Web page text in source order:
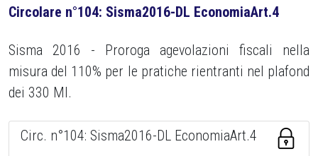
Circolare n°104: Sisma2016-DL EconomiaArt.4
Sisma 2016 - Proroga agevolazioni fiscali nella
misura del 110% per le pratiche rientranti nel plafond
dei 330 Ml.
Circ. n°104: Sisma2016-DL EconomiaArt.4